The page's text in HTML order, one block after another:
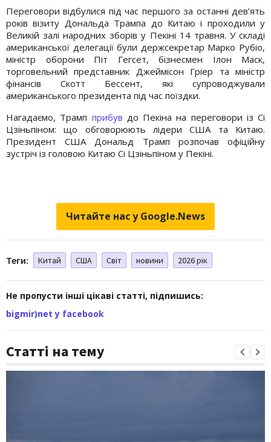
Переговори відбулися під час першого за останні дев’ять
років візиту Дональда Трампа до Китаю і проходили у
Великій залі народних зборів у Пекіні 14 травня. У складі
американської делегації були держсекретар Марко Рубіо,
міністр оборони Піт Гегсет, бізнесмен Ілон Маск,
торговельний представник Джеймісон Гріер та міністр
фінансів Скотт Бессент, які супроводжували
американського президента під час поїздки.
Нагадаємо, Трамп прибув до Пекіна на переговори із Сі
Цзіньпіном: що обговорюють лідери США та Китаю.
Президент США Дональд Трамп розпочав офіційну
зустріч із головою Китаю Сі Цзіньпіном у Пекіні.
Читайте нас у Google.News
Теги: Китай США Світ новини 2026 рік
Не пропусти інші цікаві статті, підпишись:
bigmir)net у facebook
Статті на тему